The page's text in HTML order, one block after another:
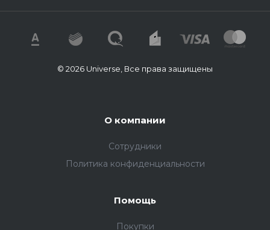
© 2026 Universe, Все права защищены
О компании
Сотрудники
Политика конфиденциальности
Помощь
Покупки